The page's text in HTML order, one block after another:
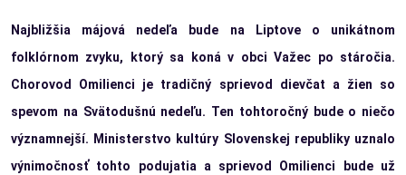
Najbližšia májová nedeľa bude na Liptove o unikátnom
folklórnom zvyku, ktorý sa koná v obci Važec po stáročia.
Chorovod Omilienci je tradičný sprievod dievčat a žien so
spevom na Svätodušnú nedeľu. Ten tohtoročný bude o niečo
významnejší. Ministerstvo kultúry Slovenskej republiky uznalo
výnimočnosť tohto podujatia a sprievod Omilienci bude už